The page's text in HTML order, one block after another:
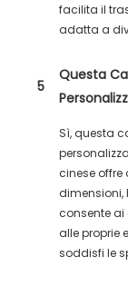
facilita il
adatta a
5
Questa
Sì, questa
cinese offre
dimensioni,
consente
alle proprie
soddisfi le